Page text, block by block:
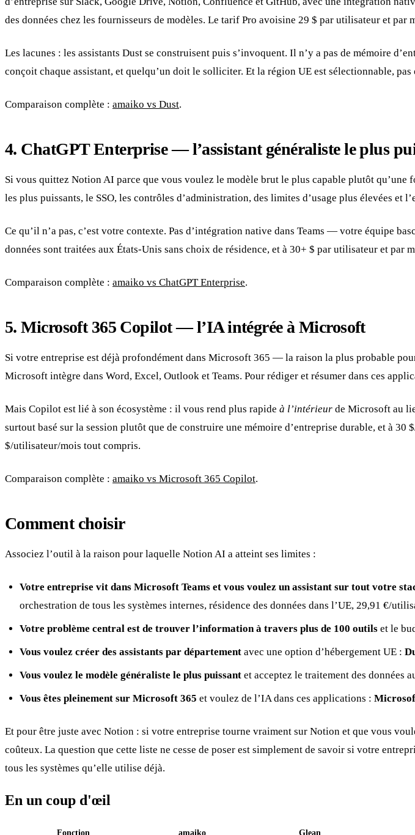
des données chez les fournisseurs de modèles. Le tarif Pro avoisine 29 $ par utilisateur et par
Les lacunes : les assistants Dust se construisent puis s’invoquent. Il n’y a pas de mémoire
conçoit chaque assistant, et quelqu’un doit le solliciter. Et la région UE est sélectionnable, pas
Comparaison complète : amaiko vs Dust.
4. ChatGPT Enterprise — l’assistant généraliste le plus
Si vous quittez Notion AI parce que vous voulez le modèle brut le plus capable plutôt
les plus puissants, le SSO, les contrôles d’administration, des limites d’usage plus élevées et
Ce qu’il n’a pas, c’est votre contexte. Pas d’intégration native dans Teams — votre équipe
données sont traitées aux États-Unis sans choix de résidence, et à 30+ $ par utilisateur et par
Comparaison complète : amaiko vs ChatGPT Enterprise.
5. Microsoft 365 Copilot — l’IA intégrée à Microsoft
Si votre entreprise est déjà profondément dans Microsoft 365 — la raison la plus probable
Microsoft intègre dans Word, Excel, Outlook et Teams. Pour rédiger et résumer dans ces
Mais Copilot est lié à son écosystème : il vous rend plus rapide à l’intérieur de Microsoft au
surtout basé sur la session plutôt que de construire une mémoire d’entreprise durable, et à
$/utilisateur/mois tout compris.
Comparaison complète : amaiko vs Microsoft 365 Copilot.
Comment choisir
Associez l’outil à la raison pour laquelle Notion AI a atteint ses limites :
Votre entreprise vit dans Microsoft Teams et vous voulez un assistant sur tout votre
orchestration de tous les systèmes internes, résidence des données dans l’UE, 29,91 €/
Votre problème central est de trouver l’information à travers plus de 100 outils et le
Vous voulez créer des assistants par département avec une option d’hébergement UE :
Vous voulez le modèle généraliste le plus puissant et acceptez le traitement des données
Vous êtes pleinement sur Microsoft 365 et voulez de l’IA dans ces applications :
Et pour être juste avec Notion : si votre entreprise tourne vraiment sur Notion et que vous
coûteux. La question que cette liste ne cesse de poser est simplement de savoir si votre
tous les systèmes qu’elle utilise déjà.
En un coup d'œil
Fonction amaiko Glean